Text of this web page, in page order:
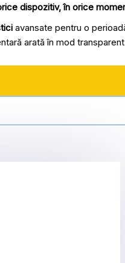
dispozitiv, în orice
avansate pentru o
arată în mod